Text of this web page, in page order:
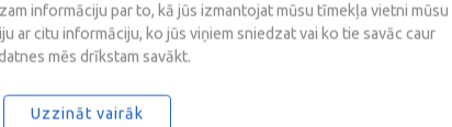
informāciju par to, kā jūs izmantojat mūsu tīmekļa vietni mūsu
ar citu informāciju, ko jūs viņiem sniedzat vai ko tie savāc caur
mēs drīkstam savākt.
Uzzināt vairāk